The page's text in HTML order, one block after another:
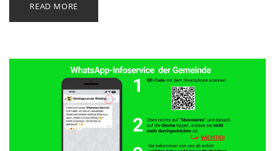
READ MORE